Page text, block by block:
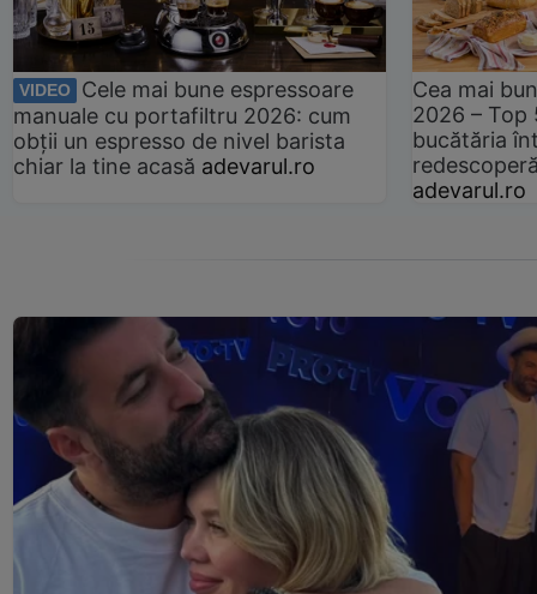
VIDEO
Cele mai bune espressoare
manuale cu portafiltru 2026: cum
obții un espresso de nivel barista
chiar la tine acasă adevarul.ro
Cea mai
2026 –
bucătăria
adevarul.ro